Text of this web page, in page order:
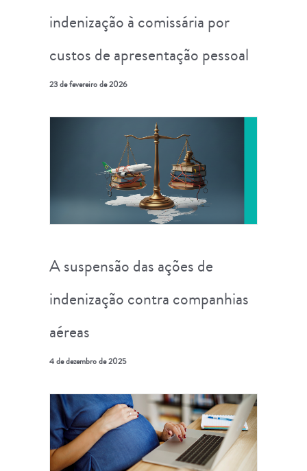
indenização à comissária por
custos de apresentação pessoal
23 de fevereiro de 2026
A suspensão das ações de
indenização contra companhias
aéreas
4 de dezembro de 2025